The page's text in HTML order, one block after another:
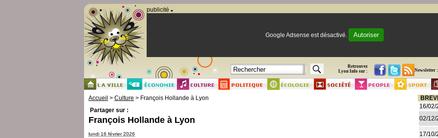
publicité
Google Adsense est désactivé. Autoriser
Retrouvez
Lyon Info sur :
Newsletter :
Accueil > Culture > François Hollande à Lyon
Partager sur :
François Hollande à Lyon
lundi 16 février 2026
16/02/
02/12/
17/10/
Panneau de gestion des cookies